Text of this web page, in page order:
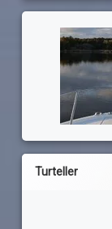
Turteller